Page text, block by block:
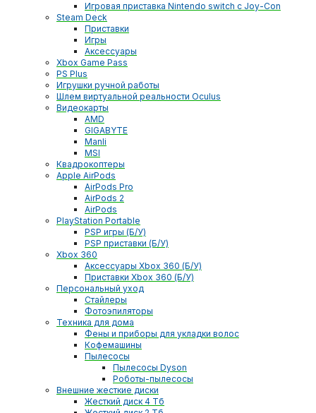
Игровая приставка Nintendo switch с Joy-Con
Steam Deck
Приставки
Игры
Аксессуары
Xbox Game Pass
PS Plus
Игрушки ручной работы
Шлем виртуальной реальности Oculus
Видеокарты
AMD
GIGABYTE
Manli
MSI
Квадрокоптеры
Apple AirPods
AirPods Pro
AirPods 2
AirPods
PlayStation Portable
PSP игры (Б/У)
PSP приставки (Б/У)
Xbox 360
Аксессуары Xbox 360 (Б/У)
Приставки Xbox 360 (Б/У)
Персональный уход
Стайлеры
Фотоэпиляторы
Техника для дома
Фены и приборы для укладки волос
Кофемашины
Пылесосы
Пылесосы Dyson
Роботы-пылесосы
Внешние жесткие диски
Жесткий диск 4 Тб